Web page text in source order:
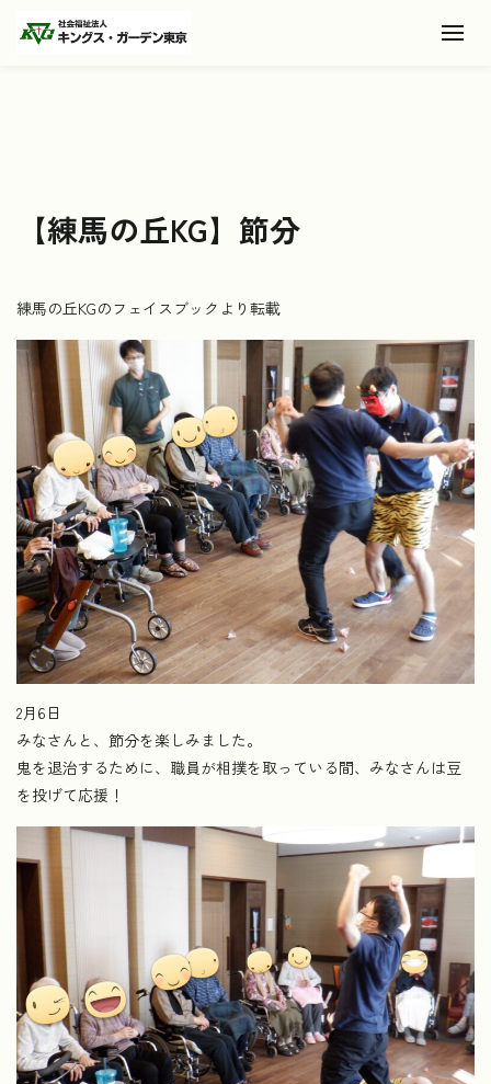
【練馬の丘KG】節分
練馬の丘KGのフェイスブックより転載
2月6日
みなさんと、節分を楽しみました。
鬼を退治するために、職員が相撲を取っている間、みなさんは豆
を投げて応援！